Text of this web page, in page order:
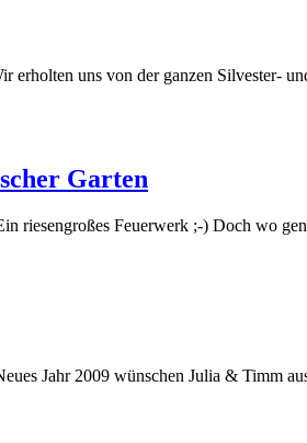
erholten uns von der ganzen Silvester-
Garten
riesengroßes Feuerwerk ;-) Doch wo
Jahr 2009 wünschen Julia & Timm